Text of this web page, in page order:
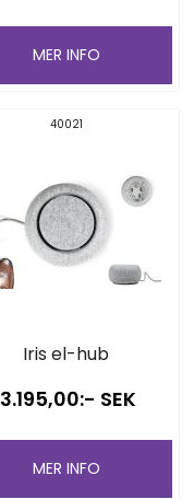
MER INFO
40021
Iris el-hub
3.195,00:- SEK
MER INFO